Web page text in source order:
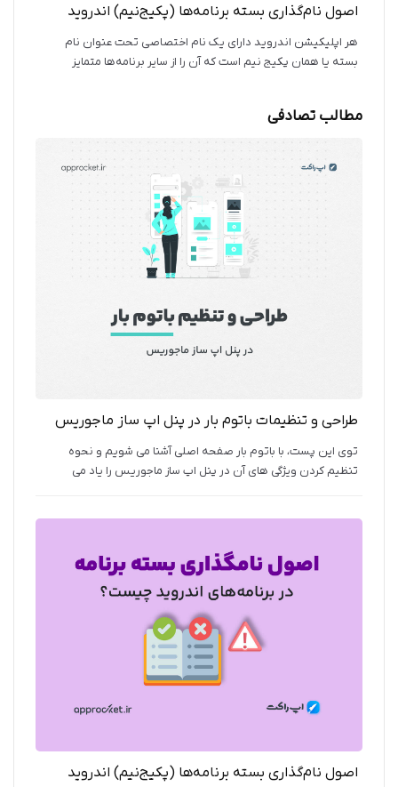
اصول نام‌گذاری بسته برنامه‌ها (پکیج‌نیم) اندروید
هر اپلیکیشن اندروید دارای یک نام اختصاصی تحت عنوان نام
بسته یا همان پکیج نیم است که آن را از سایر برنامه‌ها متمایز
مطالب تصادفی
طراحی و تنظیمات باتوم بار در پنل اپ ساز ماجوریس
توی این پست، با باتوم بار صفحه اصلی آشنا می شویم و نحوه
تنظیم کردن ویژگی های آن در پنل اپ ساز ماجوریس را یاد می
اصول نام‌گذاری بسته برنامه‌ها (پکیج‌نیم) اندروید